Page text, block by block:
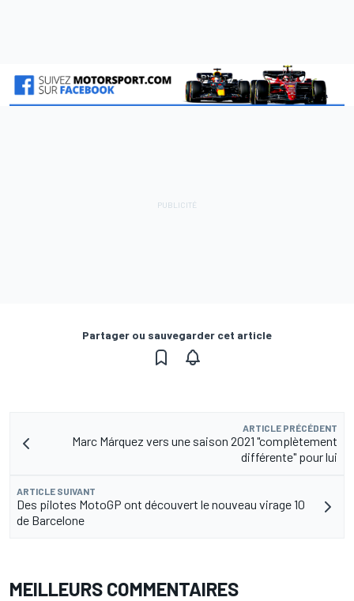
Partager ou sauvegarder cet article
ARTICLE PRÉCÉDENT
Marc Márquez vers une saison 2021 "complètement
différente" pour lui
ARTICLE SUIVANT
Des pilotes MotoGP ont découvert le nouveau virage 10
de Barcelone
MEILLEURS COMMENTAIRES